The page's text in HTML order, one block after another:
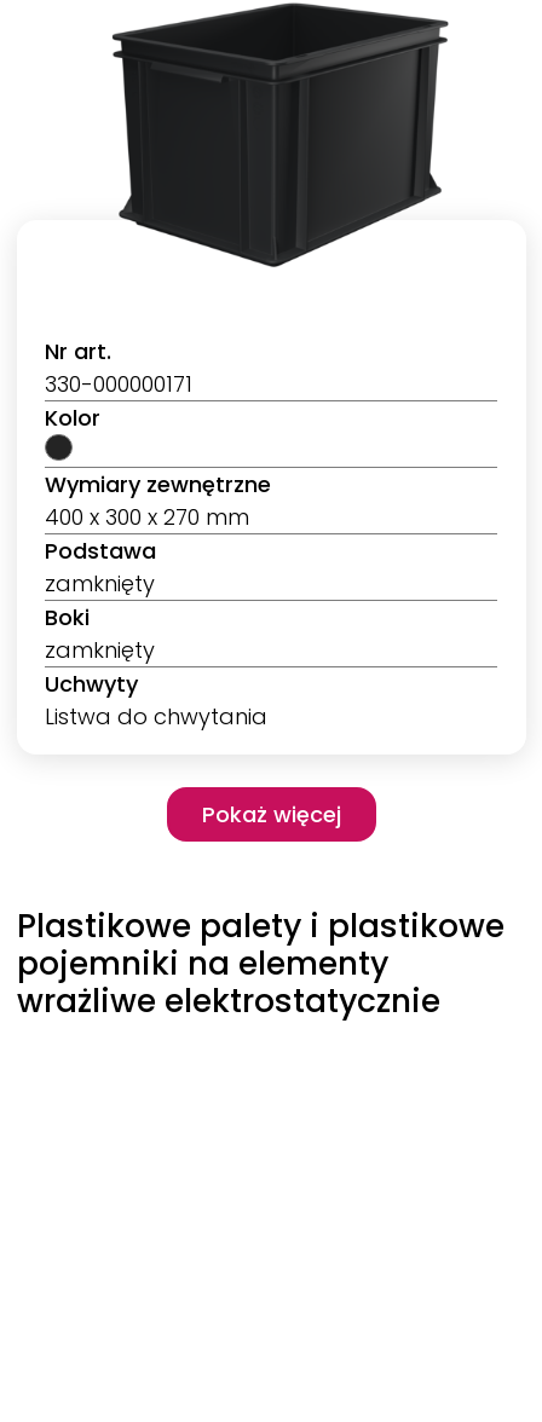
Nr art.
330-000000171
Kolor
Wymiary zewnętrzne
400 x 300 x 270 mm
Podstawa
zamknięty
Boki
zamknięty
Uchwyty
Listwa do chwytania
Pagination
Pokaż więcej
Pokaż więcej
Plastikowe palety i plastikowe
pojemniki na elementy
wrażliwe elektrostatycznie